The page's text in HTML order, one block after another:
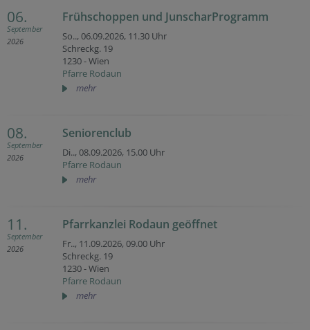
06.
September
2026
Frühschoppen und JunscharProgramm
So.., 06.09.2026, 11.30 Uhr
Schreckg. 19
1230 - Wien
Pfarre Rodaun
mehr
08.
September
2026
Seniorenclub
Di.., 08.09.2026, 15.00 Uhr
Pfarre Rodaun
mehr
11.
September
2026
Pfarrkanzlei Rodaun geöffnet
Fr.., 11.09.2026,09.00 Uhr
Schreckg. 19
1230 - Wien
Pfarre Rodaun
mehr